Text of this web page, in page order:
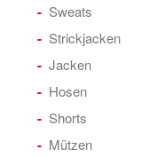
Sweats
Strickjacken
Jacken
Hosen
Shorts
Mützen